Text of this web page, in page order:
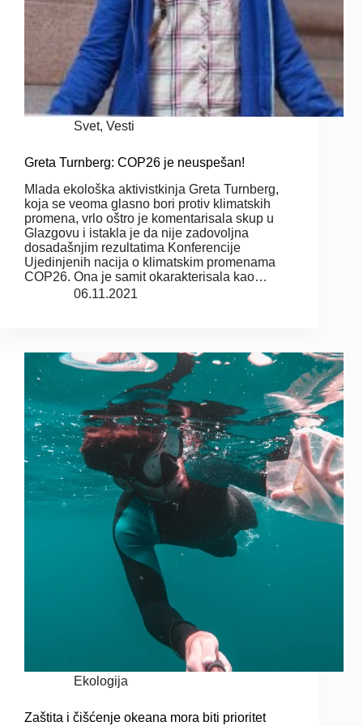
Svet, Vesti
Greta Turnberg: COP26 je neuspešan!
Mlada ekološka aktivistkinja Greta Turnberg,
koja se veoma glasno bori protiv klimatskih
promena, vrlo oštro je komentarisala skup u
Glazgovu i istakla je da nije zadovoljna
dosadašnjim rezultatima Konferencije
Ujedinjenih nacija o klimatskim promenama
COP26. Ona je samit okarakterisala kao…
06.11.2021
Ekologija
Zaštita i čišćenje okeana mora biti prioritet